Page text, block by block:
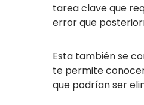
tarea clave que
error que
Esta también se
te permite
que podrían ser